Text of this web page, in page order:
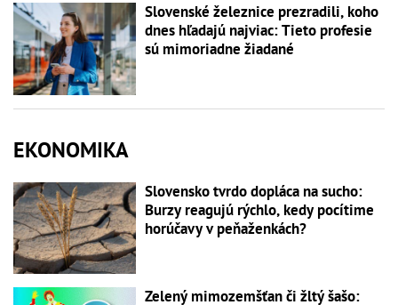
Slovenské železnice prezradili, koho
dnes hľadajú najviac: Tieto profesie
sú mimoriadne žiadané
EKONOMIKA
Slovensko tvrdo dopláca na sucho:
Burzy reagujú rýchlo, kedy pocítime
horúčavy v peňaženkách?
Zelený mimozemšťan či žltý šašo: